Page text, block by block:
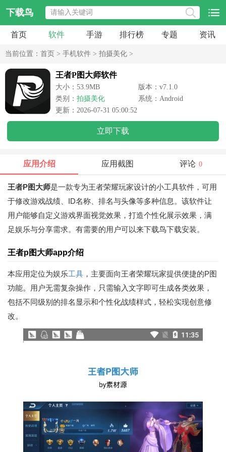
下载鸟
首页 软件 手游 排行榜 专题 资讯
当前位置： 首页 > 手机软件 > 拍摄美化 >
王者P图大师软件
大小：53.9MB
版本：v7.1.0
类别： 拍摄美化
系统：Android
更新：2026-07-31 05:00:52
立即下载
应用介绍 应用截图 评论 0
王者P图大师是一款专为王者荣耀玩家设计的小工具软件，可用
于修改游戏战绩、ID名称、排名与头像等多种信息。该软件让
用户能够自定义游戏界面视觉效果，打造个性化展示效果，满
足娱乐与分享需求。有需要的用户可以来下载鸟下载安装。
王者p图大师app介绍
本应用定位为娱乐工具 ，主要面向王者荣耀玩家提供便捷的P图
功能。用户无需复杂操作，只需输入文字即可生成各类效果，
包括不同级别的排名显示和个性化战绩样式，轻松实现创意修
改。